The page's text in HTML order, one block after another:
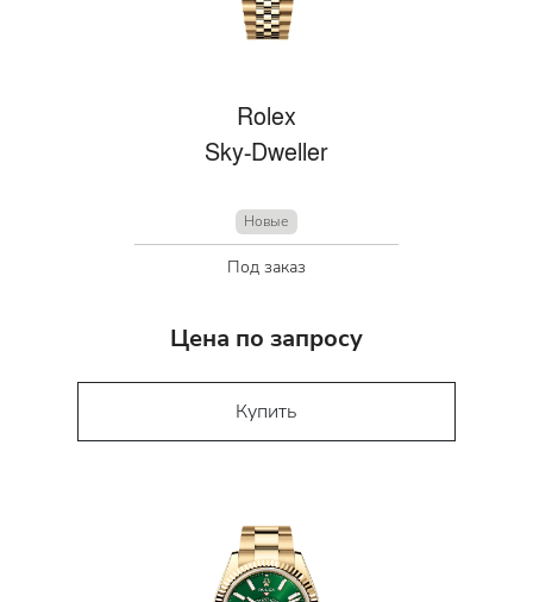
Rolex
Sky-Dweller
Новые
Под заказ
Цена по запросу
Купить